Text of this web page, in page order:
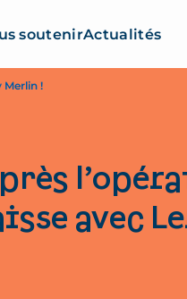
soutenirActualités
Merlin !
avec